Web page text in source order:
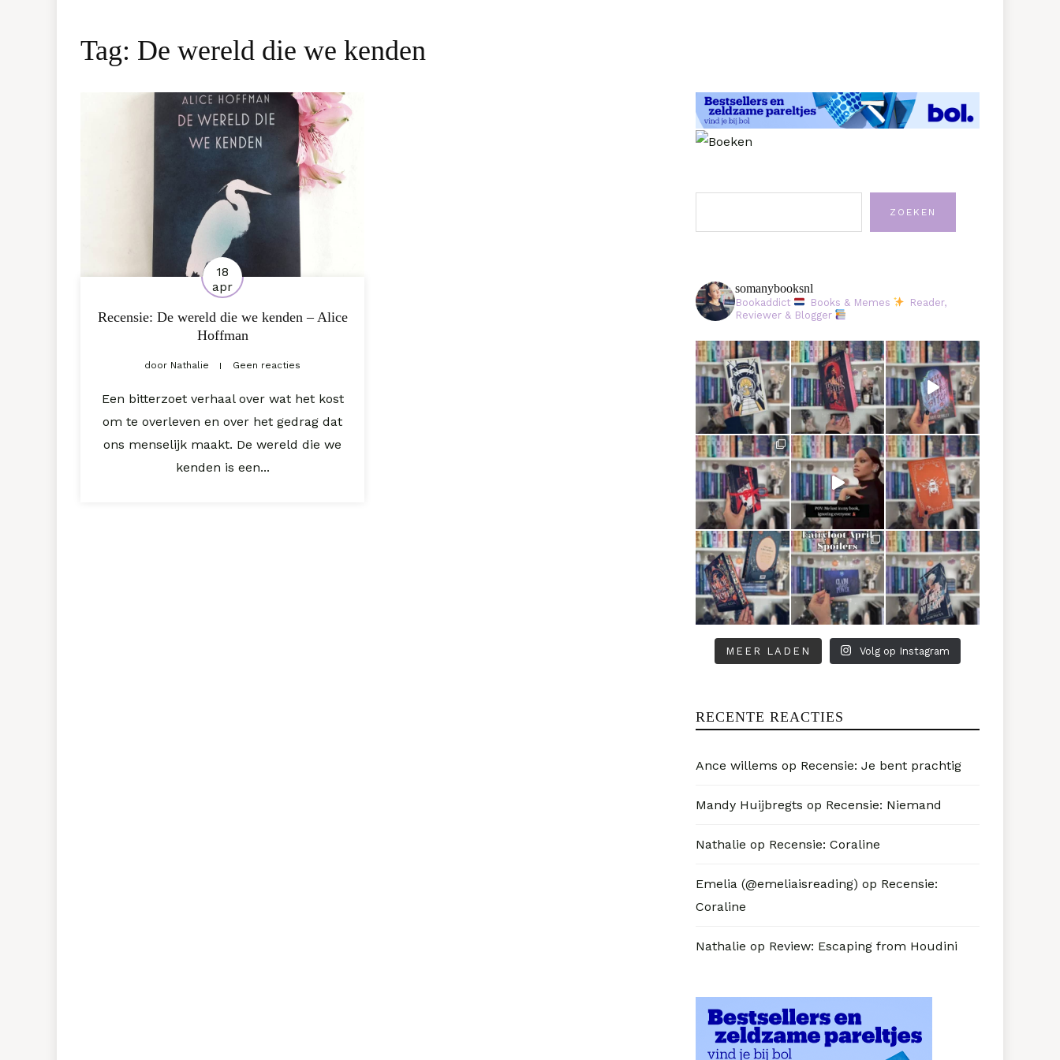
Tag: De wereld die we kenden
18
apr
Recensie: De wereld die we kenden – Alice
Hoffman
door Nathalie Geen reacties
Een bitterzoet verhaal over wat het kost
om te overleven en over het gedrag dat
ons menselijk maakt. De wereld die we
kenden is een...
ZOEKEN
somanybooksnl
Bookaddict Books & Memes
Reader,
Reviewer & Blogger
MEER LADEN Volg op Instagram
RECENTE REACTIES
Ance willems op Recensie: Je bent prachtig
Mandy Huijbregts op Recensie: Niemand
Nathalie op Recensie: Coraline
Emelia (@emeliaisreading) op Recensie:
Coraline
Nathalie op Review: Escaping from Houdini